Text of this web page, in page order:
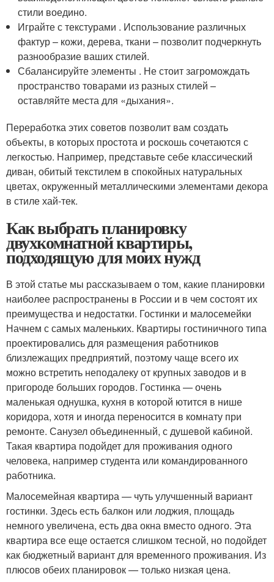
стили воедино.
Играйте с текстурами . Использование различных
фактур – кожи, дерева, ткани – позволит подчеркнуть
разнообразие ваших стилей.
Сбалансируйте элементы . Не стоит загромождать
пространство товарами из разных стилей –
оставляйте места для «дыхания».
Переработка этих советов позволит вам создать
объекты, в которых простота и роскошь сочетаются с
легкостью. Например, представьте себе классический
диван, обитый текстилем в спокойных натуральных
цветах, окруженный металлическими элементами декора
в стиле хай-тек.
Как выбрать планировку
двухкомнатной квартиры,
подходящую для моих нужд
В этой статье мы рассказываем о том, какие планировки
наиболее распространены в России и в чем состоят их
преимущества и недостатки. Гостинки и малосемейки
Начнем с самых маленьких. Квартиры гостиничного типа
проектировались для размещения работников
близлежащих предприятий, поэтому чаще всего их
можно встретить неподалеку от крупных заводов и в
пригороде больших городов. Гостинка — очень
маленькая однушка, кухня в которой ютится в нише
коридора, хотя и иногда переносится в комнату при
ремонте. Санузел объединенный, с душевой кабиной.
Такая квартира подойдет для проживания одного
человека, например студента или командированного
работника.
Малосемейная квартира — чуть улучшенный вариант
гостинки. Здесь есть балкон или лоджия, площадь
немного увеличена, есть два окна вместо одного. Эта
квартира все еще остается слишком тесной, но подойдет
как бюджетный вариант для временного проживания. Из
плюсов обеих планировок — только низкая цена.